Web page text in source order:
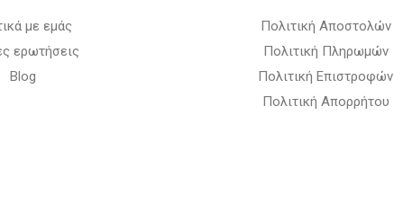
με εμάς
ερωτήσεις
Blog
Πολιτική Αποστολών
Πολιτική Πληρωμών
Πολιτική Επιστροφών
Πολιτική Απορρήτου